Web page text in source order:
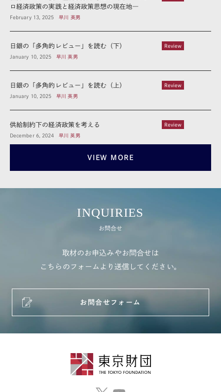
ロ経済政策の実践と経済政策思想の現在地―
February 13, 2025 早川 英男
Review
日銀の「多角的レビュー」を読む（下）
January 10, 2025 早川 英男
Review
日銀の「多角的レビュー」を読む（上）
January 10, 2025 早川 英男
Review
供給制約下の経済政策を考える
December 6, 2024 早川 英男
VIEW MORE
INQUIRIES
お問合せ
取材のお申込みやお問合せは
こちらのフォームより送信してください。
お問合せフォーム